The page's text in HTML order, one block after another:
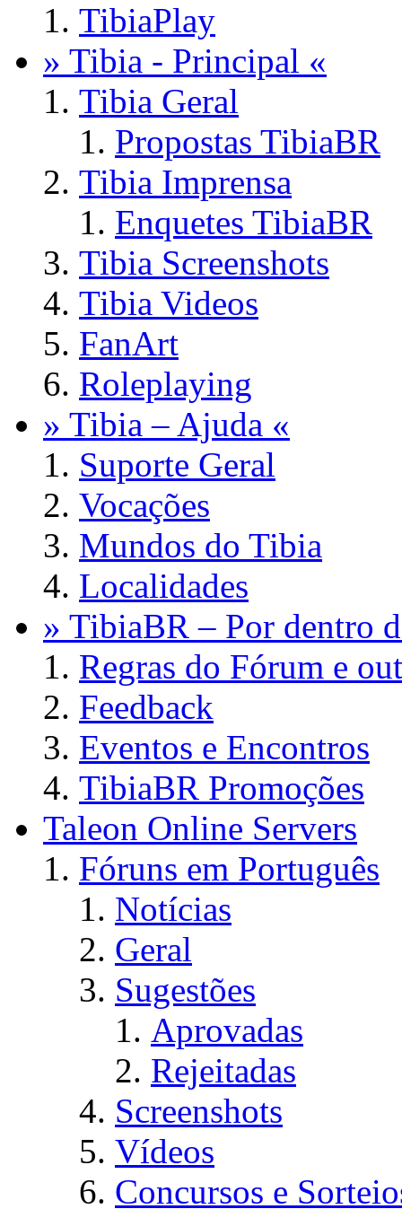
TibiaPlay
» Tibia - Principal «
Tibia Geral
Propostas TibiaBR
Tibia Imprensa
Enquetes TibiaBR
Tibia Screenshots
Tibia Videos
FanArt
Roleplaying
» Tibia – Ajuda «
Suporte Geral
Vocações
Mundos do Tibia
Localidades
» TibiaBR – Por dentro
Regras do Fórum e
Feedback
Eventos e Encontros
TibiaBR Promoções
Taleon Online Servers
Fóruns em Português
Notícias
Geral
Sugestões
Aprovadas
Rejeitadas
Screenshots
Vídeos
Concursos e